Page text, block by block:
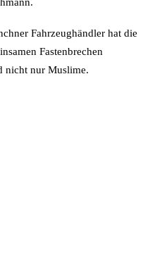
Fahrzeughändler hat die
Fastenbrechen
nicht nur Muslime.